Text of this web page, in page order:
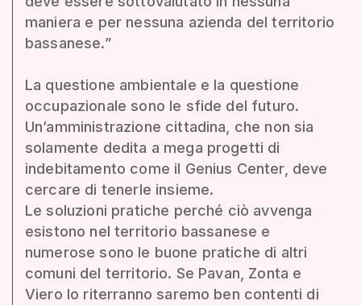
maniera e per nessuna azienda del territorio
bassanese.”
La questione ambientale e la questione
occupazionale sono le sfide del futuro.
Un’amministrazione cittadina, che non sia
solamente dedita a mega progetti di
indebitamento come il Genius Center, deve
cercare di tenerle insieme.
Le soluzioni pratiche perché ciò avvenga
esistono nel territorio bassanese e
numerose sono le buone pratiche di altri
comuni del territorio. Se Pavan, Zonta e
Viero lo riterranno saremo ben contenti di